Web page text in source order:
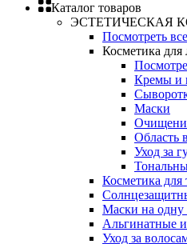
Каталог товаров
ЭСТЕТИЧЕСКАЯ
Посмотреть
Косметика для
Кремы и
Маски
Область
Уход за
Косметика для
Маски на одну
Альгинатные
Уход за